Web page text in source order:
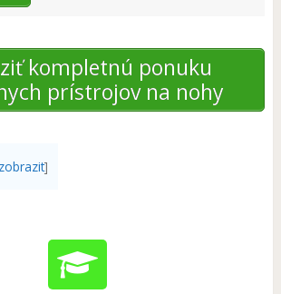
kompletnú ponuku
prístrojov na nohy
]